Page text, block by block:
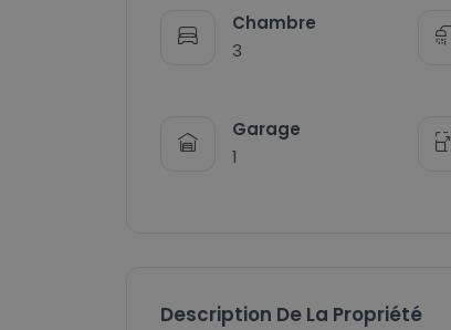
Chambre
3
Garage
1
Description De La Propriété